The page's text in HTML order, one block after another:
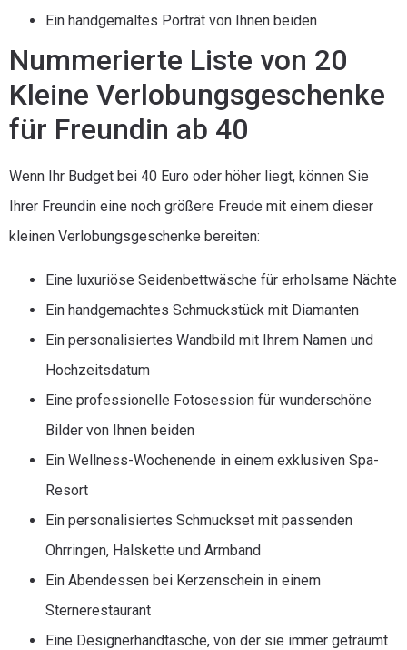
Ein handgemaltes Porträt von Ihnen beiden
Nummerierte Liste von 20
Kleine Verlobungsgeschenke
für Freundin ab 40
Wenn Ihr Budget bei 40 Euro oder höher liegt, können Sie
Ihrer Freundin eine noch größere Freude mit einem dieser
kleinen Verlobungsgeschenke bereiten:
Eine luxuriöse Seidenbettwäsche für erholsame Nächte
Ein handgemachtes Schmuckstück mit Diamanten
Ein personalisiertes Wandbild mit Ihrem Namen und
Hochzeitsdatum
Eine professionelle Fotosession für wunderschöne
Bilder von Ihnen beiden
Ein Wellness-Wochenende in einem exklusiven Spa-
Resort
Ein personalisiertes Schmuckset mit passenden
Ohrringen, Halskette und Armband
Ein Abendessen bei Kerzenschein in einem
Sternerestaurant
Eine Designerhandtasche, von der sie immer geträumt